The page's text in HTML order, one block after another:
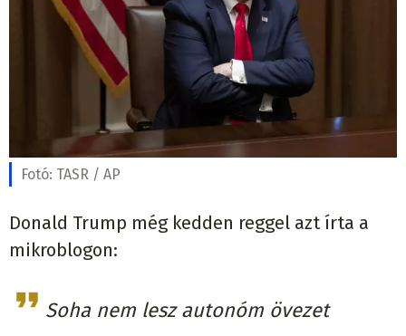
Fotó: TASR / AP
Donald Trump még kedden reggel azt írta a
mikroblogon:
Soha nem lesz autonóm övezet